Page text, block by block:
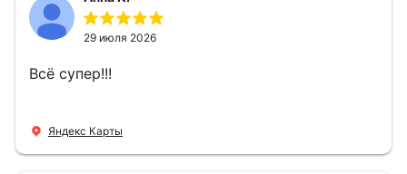
29 июля 2026
Всё супер!!!
Яндекс Карты